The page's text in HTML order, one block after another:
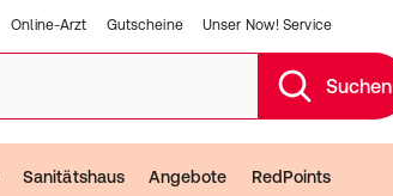
Online-Arzt Gutscheine Unser Now! Service
Suchen
Sanitätshaus Angebote RedPoints